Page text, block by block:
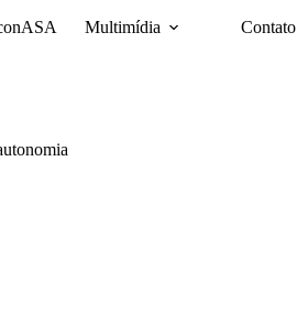
Multimídia Contato